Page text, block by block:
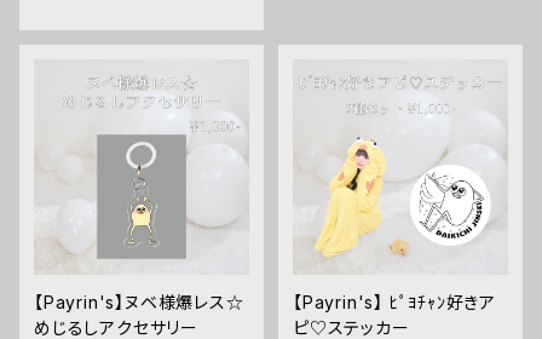
【Payrin's】ヌベ様爆レス☆
めじるしアクセサリー
【Payrin's】 ﾋﾟﾖﾁｬﾝ好きア
ピ♡ステッカー